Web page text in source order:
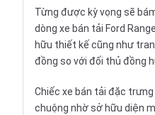
Từng được kỳ vọng sẽ
dòng xe bán tải Ford
hữu thiết kế cũng như
đồng so với đối thủ đồng
Chiếc xe bán tải đặc
chuộng nhờ sở hữu diện